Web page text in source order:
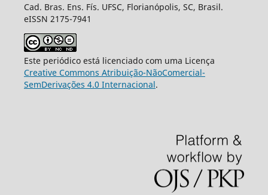
Cad. Bras. Ens. Fís. UFSC, Florianópolis, SC, Brasil.
eISSN 2175-7941
Este periódico está licenciado com uma Licença
Creative Commons Atribuição-NãoComercial-
SemDerivações 4.0 Internacional.